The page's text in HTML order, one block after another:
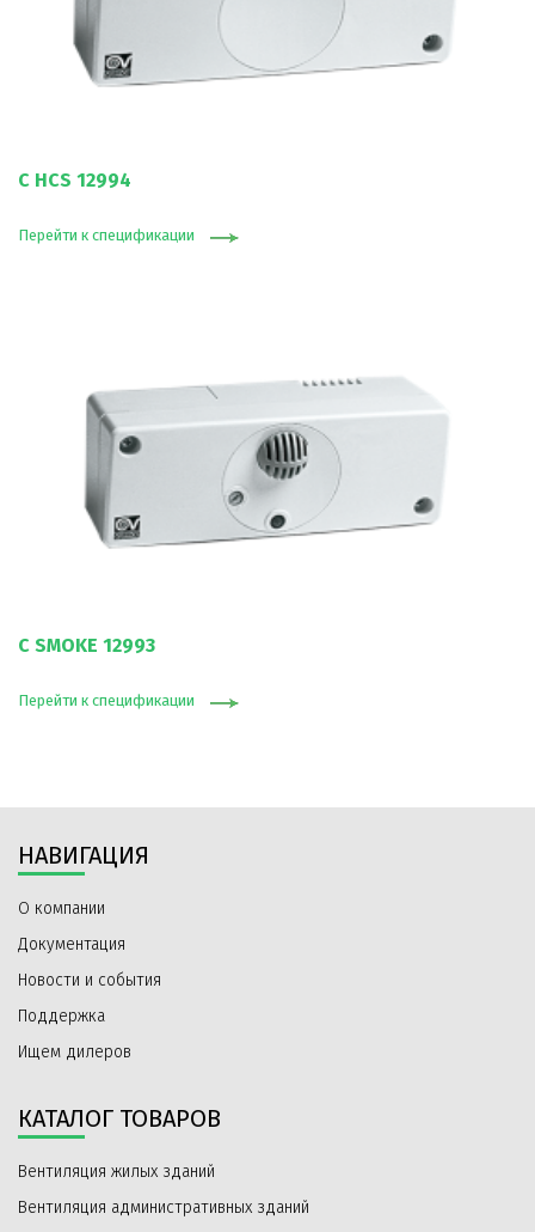
C HCS 12994
Перейти к спецификации
C SMOKE 12993
Перейти к спецификации
НАВИГАЦИЯ
О компании
Документация
Новости и события
Поддержка
Ищем дилеров
КАТАЛОГ ТОВАРОВ
Вентиляция жилых зданий
Вентиляция административных зданий